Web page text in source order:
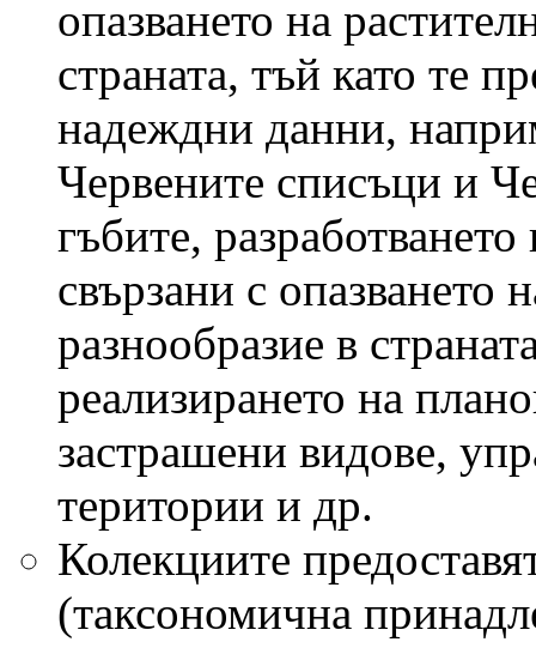
опазването на
страната, тъй като те
надеждни данни,
Червените списъци и
гъбите,
свързани с опазването
разнообразие в
реализирането на
застрашени видове,
територии и др.
Колекциите
(таксономична